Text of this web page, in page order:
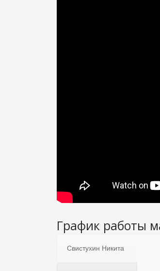
График работы
Свистухин Никита